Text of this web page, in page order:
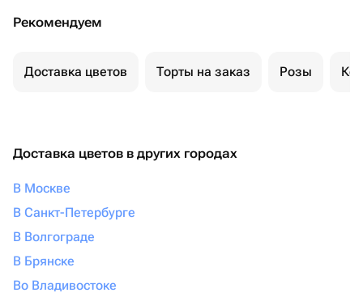
Рекомендуем
Доставка цветов Торты на заказ Розы
Доставка цветов в других городах
В Москве
В Санкт-Петербурге
В Волгограде
В Брянске
Во Владивостоке